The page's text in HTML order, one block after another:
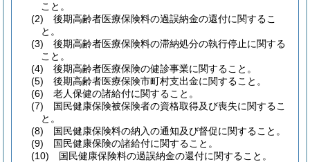
こと。
(2)
後期高齢者医療保険料の過誤納金の還付に関するこ
と。
(3)
後期高齢者医療保険料の滞納処分の執行停止に関する
こと。
(4)
後期高齢者医療保険の健診事業に関すること。
(5)
後期高齢者医療保険市町村支出金に関すること。
(6)
老人保健の諸給付に関すること。
(7)
国民健康保険被保険者の資格取得及び喪失に関するこ
と。
(8)
国民健康保険料の納入の通知及び督促に関すること。
(9)
国民健康保険の諸給付に関すること。
(10)
国民健康保険料の過誤納金の還付に関すること。